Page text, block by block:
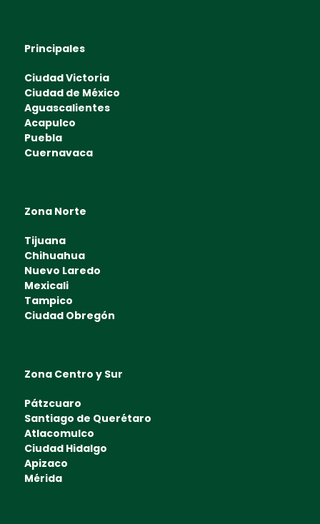
Principales
Ciudad Victoria
Ciudad de México
Aguascalientes
Acapulco
Puebla
Cuernavaca
Zona Norte
Tijuana
Chihuahua
Nuevo Laredo
Mexicali
Tampico
Ciudad Obregón
Zona Centro y Sur
Pátzcuaro
Santiago de Querétaro
Atlacomulco
Ciudad Hidalgo
Apizaco
Mérida